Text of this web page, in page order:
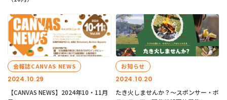
2024.10.29
会報誌CANVAS NEWS
【CANVAS NEWS】2024年10・11月
2024.10.20
お知らせ
たき火しませんか？～スポンサー・ボ